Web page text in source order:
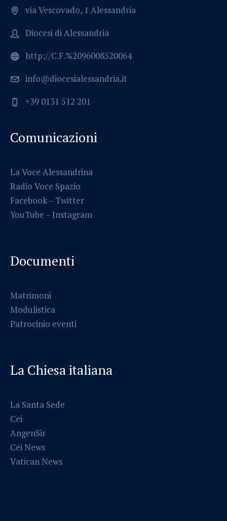
via Vescovado, 1 Alessandria
Diocesi di Alessandria
http://C.F.%2096008520064
info@diocesialessandria.it
+39 0131 512 201
Comunicazioni
La Voce Alessandrina
Radio Voce Spazio
Facebook– Twitter
YouTube – Instagram
Documenti
Matrimoni
Modulistica
Patrocinio eventi
La Chiesa italiana
La Santa Sede
Cei
AngenSir
Cei News
Vatican News